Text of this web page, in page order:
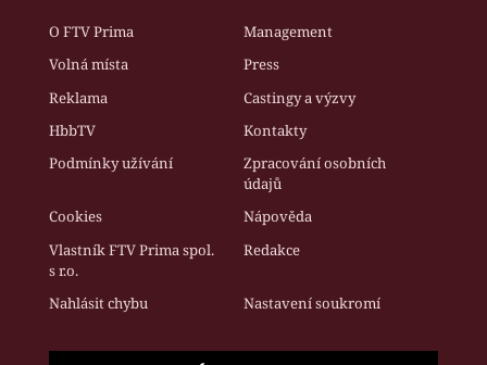
O FTV Prima
Management
Volná místa
Press
Reklama
Castingy a výzvy
HbbTV
Kontakty
Podmínky užívání
Zpracování osobních
údajů
Cookies
Nápověda
Vlastník FTV Prima spol.
s r.o.
Redakce
Nahlásit chybu Nastavení soukromí